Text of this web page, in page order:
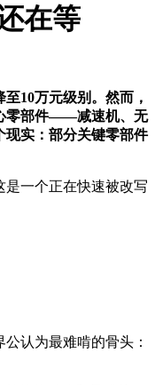
在等
10万元级别。然而，
零部件——减速机、无
实：部分关键零部件
一个正在快速被改写
认为最难啃的骨头：